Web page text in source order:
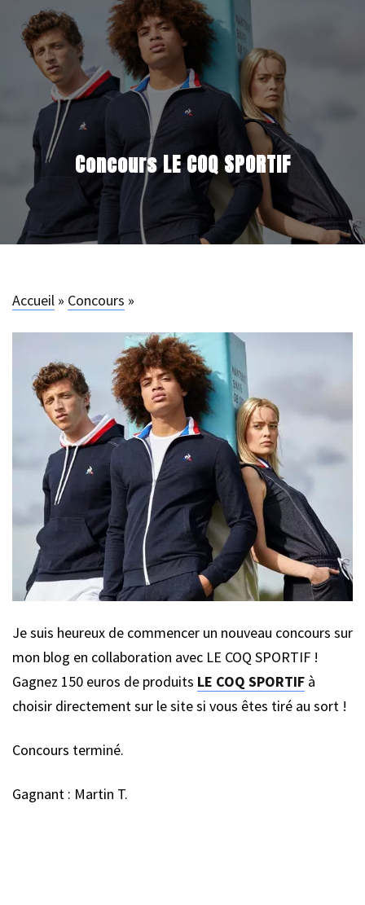
Concours LE COQ SPORTIF
Accueil » Concours »
Je suis heureux de commencer un nouveau concours sur
mon blog en collaboration avec LE COQ SPORTIF !
Gagnez 150 euros de produits LE COQ SPORTIF à
choisir directement sur le site si vous êtes tiré au sort !
Concours terminé.
Gagnant : Martin T.